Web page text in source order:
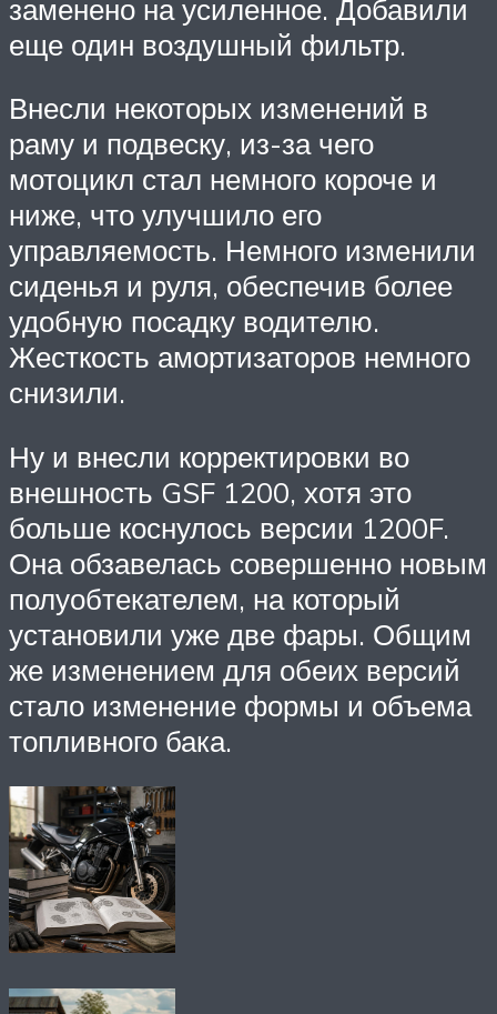
заменено на усиленное. Добавили
еще один воздушный фильтр.
Внесли некоторых изменений в
раму и подвеску, из-за чего
мотоцикл стал немного короче и
ниже, что улучшило его
управляемость. Немного изменили
сиденья и руля, обеспечив более
удобную посадку водителю.
Жесткость амортизаторов немного
снизили.
Ну и внесли корректировки во
внешность GSF 1200, хотя это
больше коснулось версии 1200F.
Она обзавелась совершенно новым
полуобтекателем, на который
установили уже две фары. Общим
же изменением для обеих версий
стало изменение формы и объема
топливного бака.